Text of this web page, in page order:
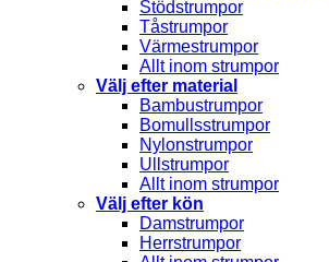
Stödstrumpor
Tåstrumpor
Värmestrumpor
Allt inom strumpor
Välj efter material
Bambustrumpor
Bomullsstrumpor
Nylonstrumpor
Ullstrumpor
Allt inom strumpor
Välj efter kön
Damstrumpor
Herrstrumpor